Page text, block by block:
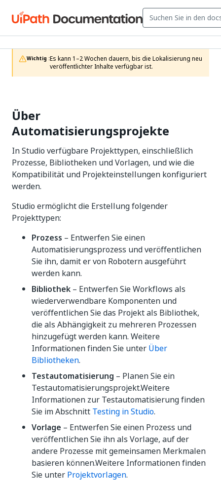
Wichtig :Es kann 1–2 Wochen dauern, bis die Lokalisierung neu
veröffentlichter Inhalte verfügbar ist.
Über
Automatisierungsprojekte
In Studio verfügbare Projekttypen, einschließlich
Prozesse, Bibliotheken und Vorlagen, und wie die
Kompatibilität und Projekteinstellungen konfiguriert
werden.
Studio ermöglicht die Erstellung folgender
Projekttypen:
Prozess – Entwerfen Sie einen
Automatisierungsprozess und veröffentlichen
Sie ihn, damit er von Robotern ausgeführt
werden kann.
Bibliothek – Entwerfen Sie Workflows als
wiederverwendbare Komponenten und
veröffentlichen Sie das Projekt als Bibliothek,
die als Abhängigkeit zu mehreren Prozessen
hinzugefügt werden kann. Weitere
Informationen finden Sie unter Über
Bibliotheken.
Testautomatisierung – Planen Sie ein
Testautomatisierungsprojekt.Weitere
Informationen zur Testautomatisierung finden
Sie im Abschnitt Testing in Studio.
Vorlage – Entwerfen Sie einen Prozess und
veröffentlichen Sie ihn als Vorlage, auf der
andere Prozesse mit gemeinsamen Merkmalen
basieren können.Weitere Informationen finden
Sie unter Projektvorlagen.